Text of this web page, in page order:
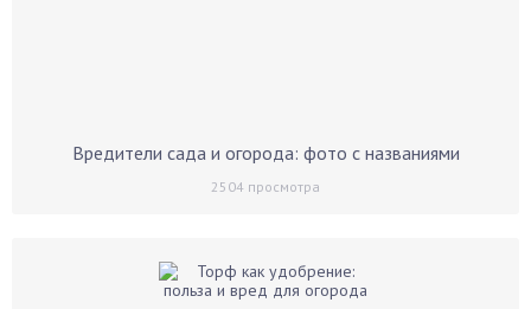
Вредители сада и огорода: фото с названиями
2504 просмотра